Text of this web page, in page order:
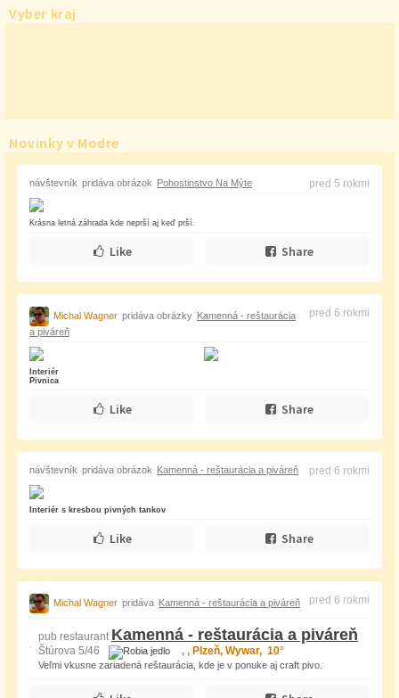
Vyber kraj
Novinky v Modre
pred 5 rokmi
návštevník pridáva obrázok Pohostinstvo Na Mýte
Krásna letná záhrada kde neprší aj keď prší.
Like Share
pred 6 rokmi
Michal Wagner pridáva obrázky Kamenná - reštaurácia
a piváreň
Interiér
Pivnica
Like Share
pred 6 rokmi
návštevník pridáva obrázok Kamenná - reštaurácia a piváreň
Interiér s kresbou pivných tankov
Like Share
pred 6 rokmi
Michal Wagner pridáva Kamenná - reštaurácia a piváreň
pub restaurant Kamenná - reštaurácia a piváreň
Štúrova 5/46 , , Plzeň, Wywar, 10°
Veľmi vkusne zariadená reštaurácia, kde je v ponuke aj craft pivo.